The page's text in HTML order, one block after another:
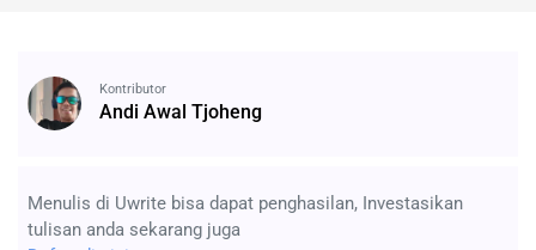
Kontributor
Andi Awal Tjoheng
Menulis di Uwrite bisa dapat penghasilan, Investasikan
tulisan anda sekarang juga